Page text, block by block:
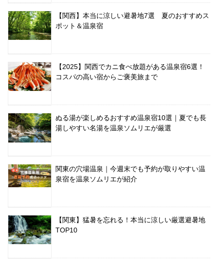
【関西】本当に涼しい避暑地7選 夏のおすすめス
ポット＆温泉宿
【2025】関西でカニ食べ放題がある温泉宿6選！
コスパの高い宿からご褒美旅まで
ぬる湯が楽しめるおすすめ温泉宿10選｜夏でも長
湯しやすい名湯を温泉ソムリエが厳選
関東の穴場温泉｜今週末でも予約が取りやすい温
泉宿を温泉ソムリエが紹介
【関東】猛暑を忘れる！本当に涼しい厳選避暑地
TOP10